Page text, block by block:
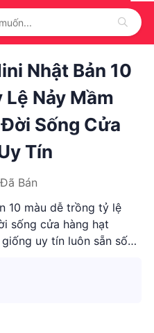
Nhật Bản 10
Lệ Nảy Mầm
Sống Cửa
Tín
Đã Bán
10 màu dễ trồng tỷ lệ
sống cửa hàng hạt
uy tín luôn sẵn số